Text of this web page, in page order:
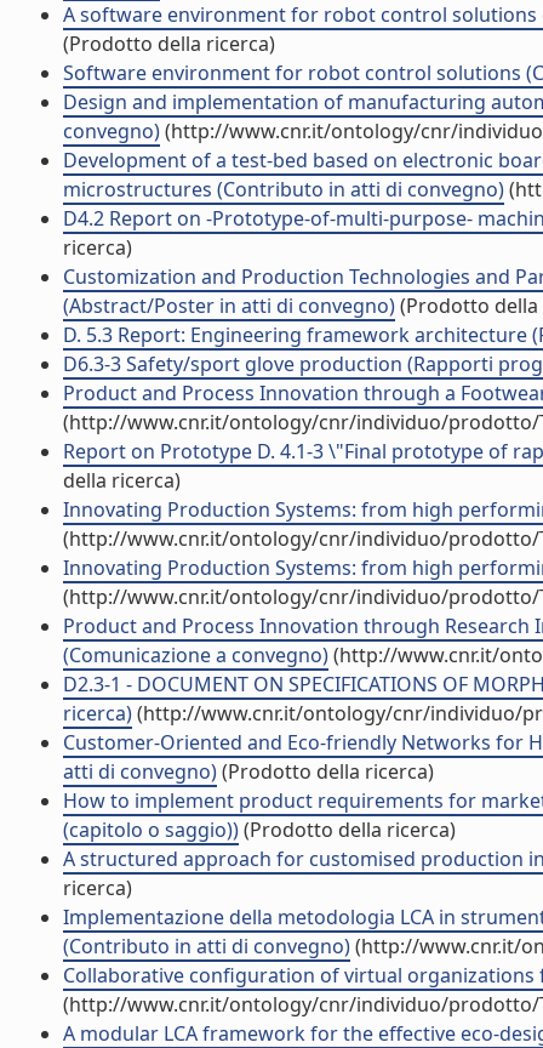
A software environment for robot control
(Prodotto della ricerca)
Software environment for robot control solutions
Design and implementation of manufacturing
convegno)(http://www.cnr.it/ontology/cnr/
Development of a test-bed based on electronic
microstructures (Contributo in atti di convegno)
D4.2 Report on -Prototype-of-multi-purpose-
ricerca)
Customization and Production Technologies and
(Abstract/Poster in atti di convegno)(Prodotto della
D. 5.3 Report: Engineering framework architecture
D6.3-3 Safety/sport glove production (Rapporti
Product and Process Innovation through a
(http://www.cnr.it/ontology/cnr/individuo/prodotto/
Report on Prototype D. 4.1-3 \"Final prototype of
della ricerca)
Innovating Production Systems: from high
(http://www.cnr.it/ontology/cnr/individuo/prodotto/
Innovating Production Systems: from high
(http://www.cnr.it/ontology/cnr/individuo/prodotto/
Product and Process Innovation through
(Comunicazione a convegno)(http://www.cnr.it/
D2.3-1 - DOCUMENT ON SPECIFICATIONS OF
ricerca)(http://www.cnr.it/ontology/cnr/individuo/
Customer-Oriented and Eco-friendly Networks for
atti di convegno)(Prodotto della ricerca)
How to implement product requirements for
(capitolo o saggio))(Prodotto della ricerca)
A structured approach for customised production
ricerca)
Implementazione della metodologia LCA in
(Contributo in atti di convegno)(http://www.cnr.it/
Collaborative configuration of virtual
(http://www.cnr.it/ontology/cnr/individuo/prodotto/
A modular LCA framework for the effective eco-